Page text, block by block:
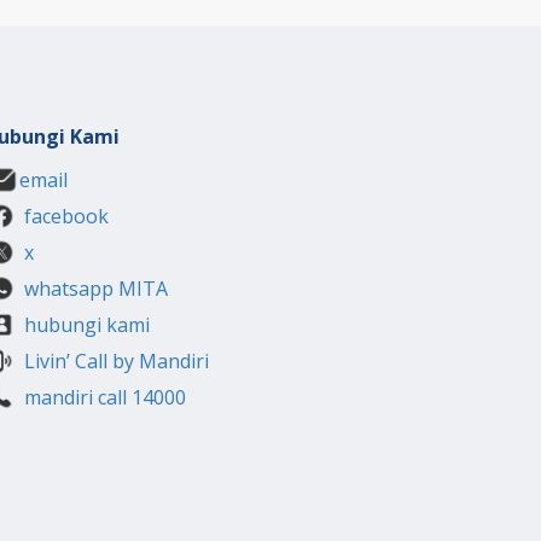
Kami
email
facebook
x
whatsapp MITA
hubungi kami
Livin’ Call by Mandiri
mandiri call 14000